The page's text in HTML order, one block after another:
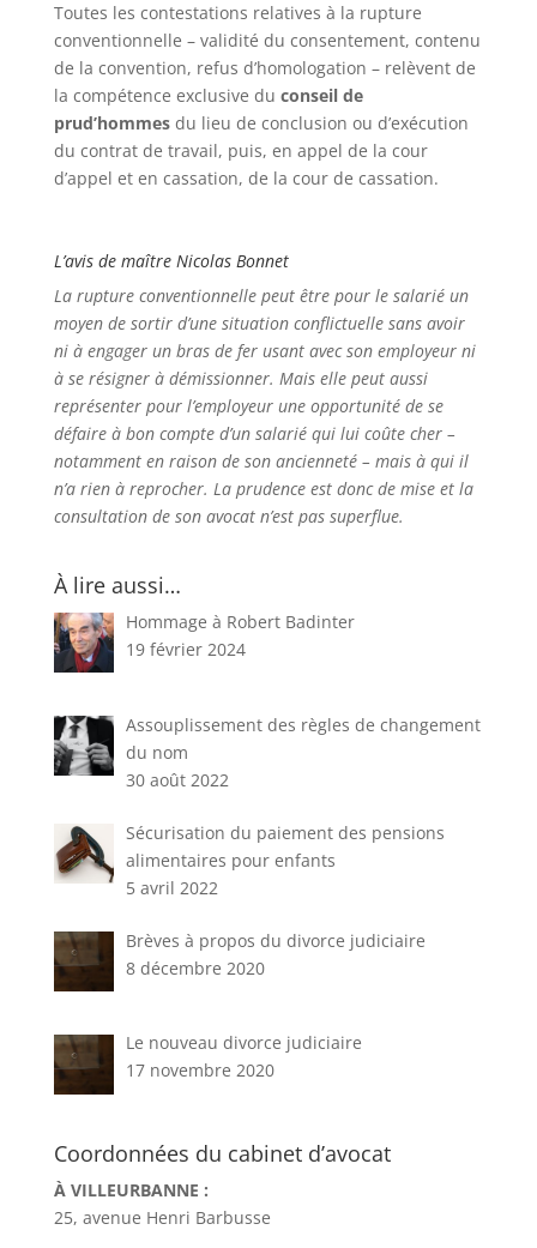
Toutes les contestations relatives à la rupture
conventionnelle – validité du consentement, contenu
de la convention, refus d’homologation – relèvent de
la compétence exclusive du conseil de
prud’hommesdu lieu de conclusion ou d’exécution
du contrat de travail, puis, en appel de la cour
d’appel et en cassation, de la cour de cassation.
L’avis de maître Nicolas Bonnet
La rupture conventionnelle peut être pour le salarié un
moyen de sortir d’une situation conflictuelle sans avoir
ni à engager un bras de fer usant avec son employeur ni
à se résigner à démissionner. Mais elle peut aussi
représenter pour l’employeur une opportunité de se
défaire à bon compte d’un salarié qui lui coûte cher –
notamment en raison de son ancienneté – mais à qui il
n’a rien à reprocher. La prudence est donc de mise et la
consultation de son avocat n’est pas superflue.
À lire aussi…
Hommage à Robert Badinter
19 février 2024
Assouplissement des règles de changement
du nom
30 août 2022
Sécurisation du paiement des pensions
alimentaires pour enfants
5 avril 2022
Brèves à propos du divorce judiciaire
8 décembre 2020
Le nouveau divorce judiciaire
17 novembre 2020
Coordonnées du cabinet d’avocat
À VILLEURBANNE :
25, avenue Henri Barbusse